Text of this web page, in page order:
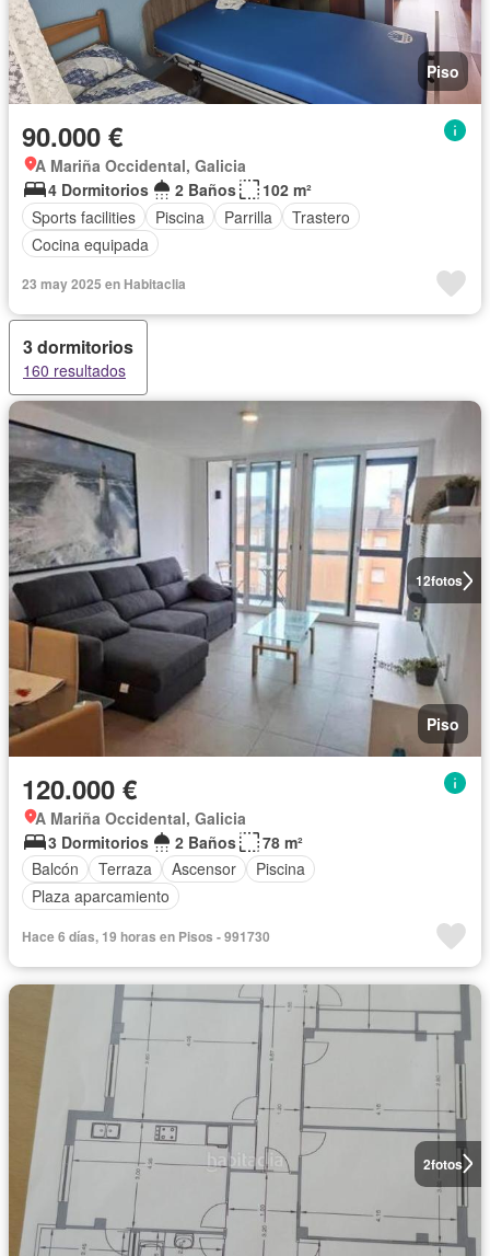
Piso
90.000 €
A Mariña Occidental, Galicia
4 Dormitorios
2 Baños
102 m²
Sports facilities
Piscina Parrilla
Trastero
Cocina equipada
23 may 2025 en Habitaclia
3 dormitorios
160 resultados
12fotos
Piso
120.000 €
A Mariña Occidental, Galicia
3 Dormitorios
2 Baños
78 m²
Balcón
Terraza Ascensor
Piscina
Plaza aparcamiento
Hace 6 días, 19 horas en Pisos - 991730
2fotos